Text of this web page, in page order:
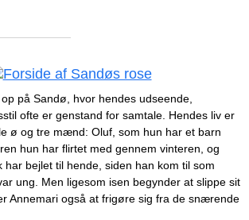
på Sandø, hvor hendes udseende,
ofte er genstand for samtale. Hendes liv er
ø og tre mænd: Oluf, som hun har et barn
hun har flirtet med gennem vinteren, og
har bejlet til hende, siden han kom til som
ung. Men ligesom isen begynder at slippe sit
Annemari også at frigøre sig fra de snærende